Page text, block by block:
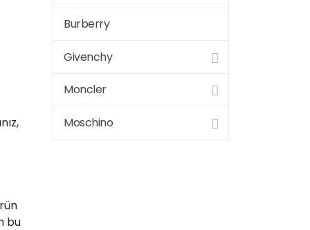
bu
Burberry
Givenchy
Moncler
Moschino